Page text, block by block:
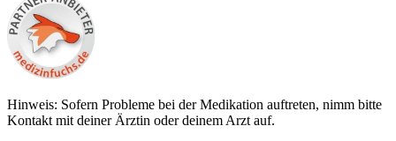
Hinweis: Sofern Probleme bei der Medikation auftreten, nimm bitte
Kontakt mit deiner Ärztin oder deinem Arzt auf.